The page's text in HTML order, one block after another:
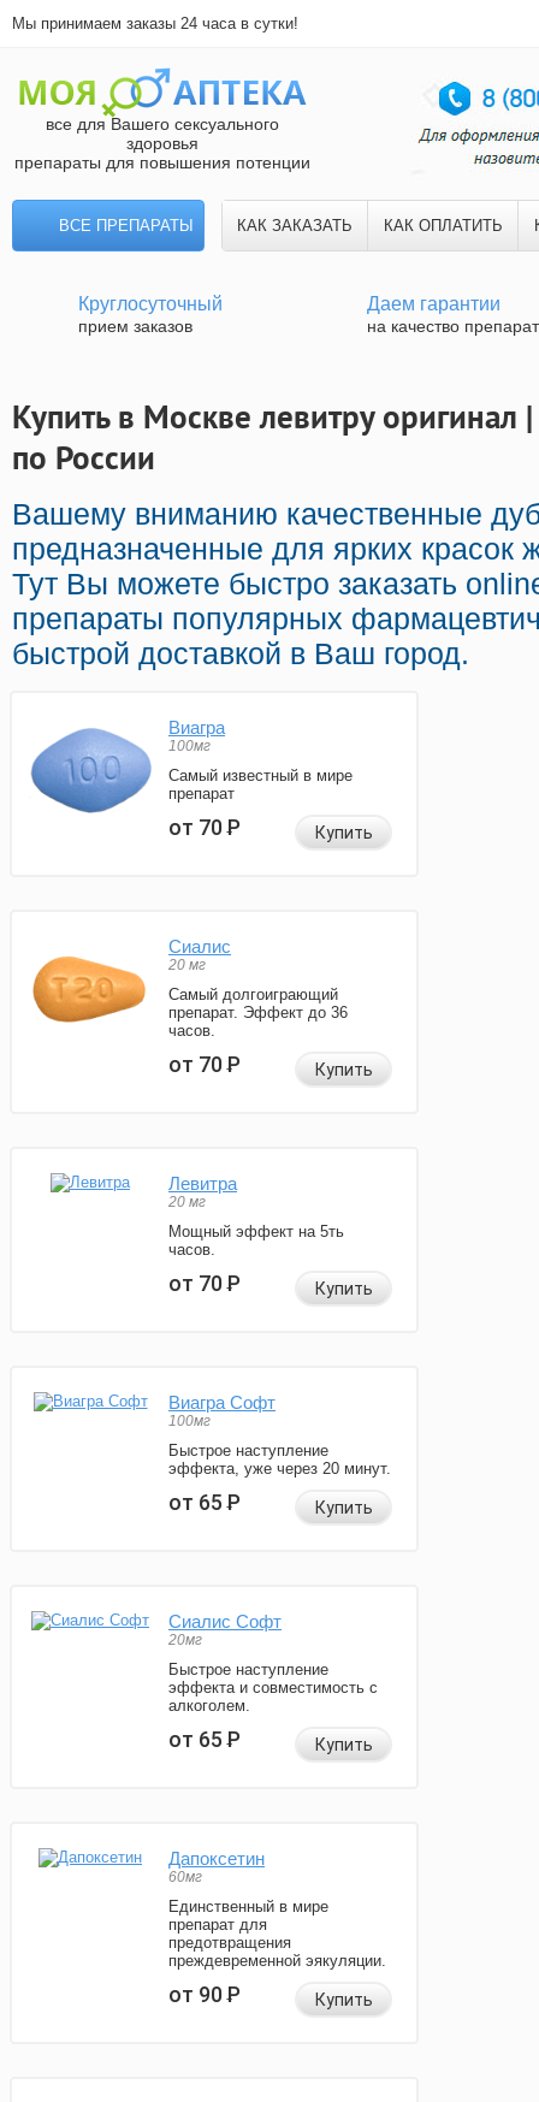
Мы принимаем заказы 24 часа в сутки!
все для Вашего сексуального
здоровья
препараты для повышения потенции
ВСЕ ПРЕПАРАТЫ КАК ЗАКАЗАТЬ КАК ОПЛАТИТЬ
Круглосуточный
прием заказов
Даем гарантии
на качество
Купить в Москве левитру оригинал
по России
Вашему вниманию качественные
предназначенные для ярких красок
Тут Вы можете быстро заказать
препараты популярных
быстрой доставкой в Ваш город.
Виагра
100мг
Самый известный в мире
препарат
от 70Р Купить
Сиалис
20 мг
Самый долгоиграющий
препарат. Эффект до 36
часов.
от 70Р Купить
Левитра
20 мг
Мощный эффект на 5ть
часов.
от 70Р Купить
Виагра Софт
100мг
Быстрое наступление
эффекта, уже через 20 минут.
от 65Р Купить
Сиалис Софт
20мг
Быстрое наступление
эффекта и совместимость с
алкоголем.
от 65Р Купить
Дапоксетин
60мг
Единственный в мире
препарат для
предотвращения
преждевременной эякуляции.
от 90Р Купить